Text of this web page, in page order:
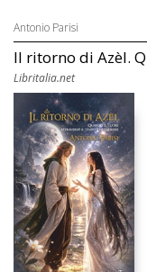
Antonio Parisi
Il ritorno di Azèl.
Libritalia.net